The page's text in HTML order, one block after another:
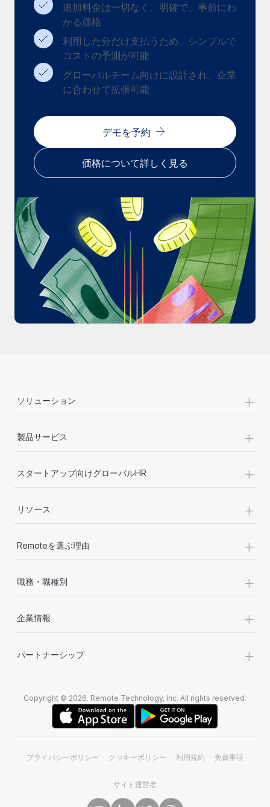
福利厚生
従業員の福利厚生を簡単に管理
Remoteの製品アップデート：GustoとXeroの統合お
よびContractor Management Plus（契約社員管理
プラス）
Remoteの使命は、世界のどこにいても、あらゆる規模の企業が
ることです。この数週間で、新しい統合、機能、改良点をリリー
スしました。...
詳細を見る
給与詐欺：種類、事例、ビジネスを守る方法
給与, 賃金は詐欺の特に魅力的な標的です。多額の資金がシステ
ム間で頻繁に移動しているためです。このため、自社のビジネス
を保護することは極めて重要です。...
詳細を見る
追加料金は一切なく、明確で、事前にわ
かる価格
利用した分だけ支払うため、シンプルで
コストの予測が可能
グローバルチーム向けに設計され、企業
に合わせて拡張可能
デモを予約
価格について詳しく見る
ソリューション +
製品サービス +
スタートアップ向けグローバルHR +
リソース +
Remoteを選ぶ理由 +
職務・職種別 +
企業情報 +
パートナーシップ +
Copyright © 2026. Remote Technology, Inc. All rights reserved.
プライバシーポリシー クッキーポリシー 利用規約 免責事項
サイト運営者